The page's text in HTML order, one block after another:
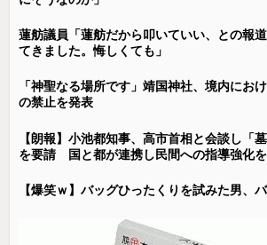
蓮舫議員「蓮舫だから叩いていい、との報
てきました。悔しくても」
「神聖なる場所です」靖国神社、境内にお
の禁止を発表
【朗報】小池都知事、高市首相と会談し「
を要請 国と都が連携し民間への指導強化
【爆笑ｗ】バッグひったくりを試みた男、